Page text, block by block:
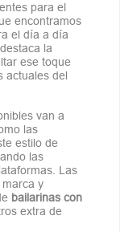
para el
encontramos
el día a día
la
ese toque
actuales del
van a
las
estilo de
las
Las
y
bailarinas con
extra de